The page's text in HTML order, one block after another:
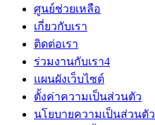
ศูนย์ช่วยเหลือ
เกี่ยวกับเรา
ติดต่อเรา
ร่วมงานกับเรา4
แผนผังเว็บไซต์
ตั้งค่าความเป็นส่วนตัว
นโยบายความเป็นส่วนตัว